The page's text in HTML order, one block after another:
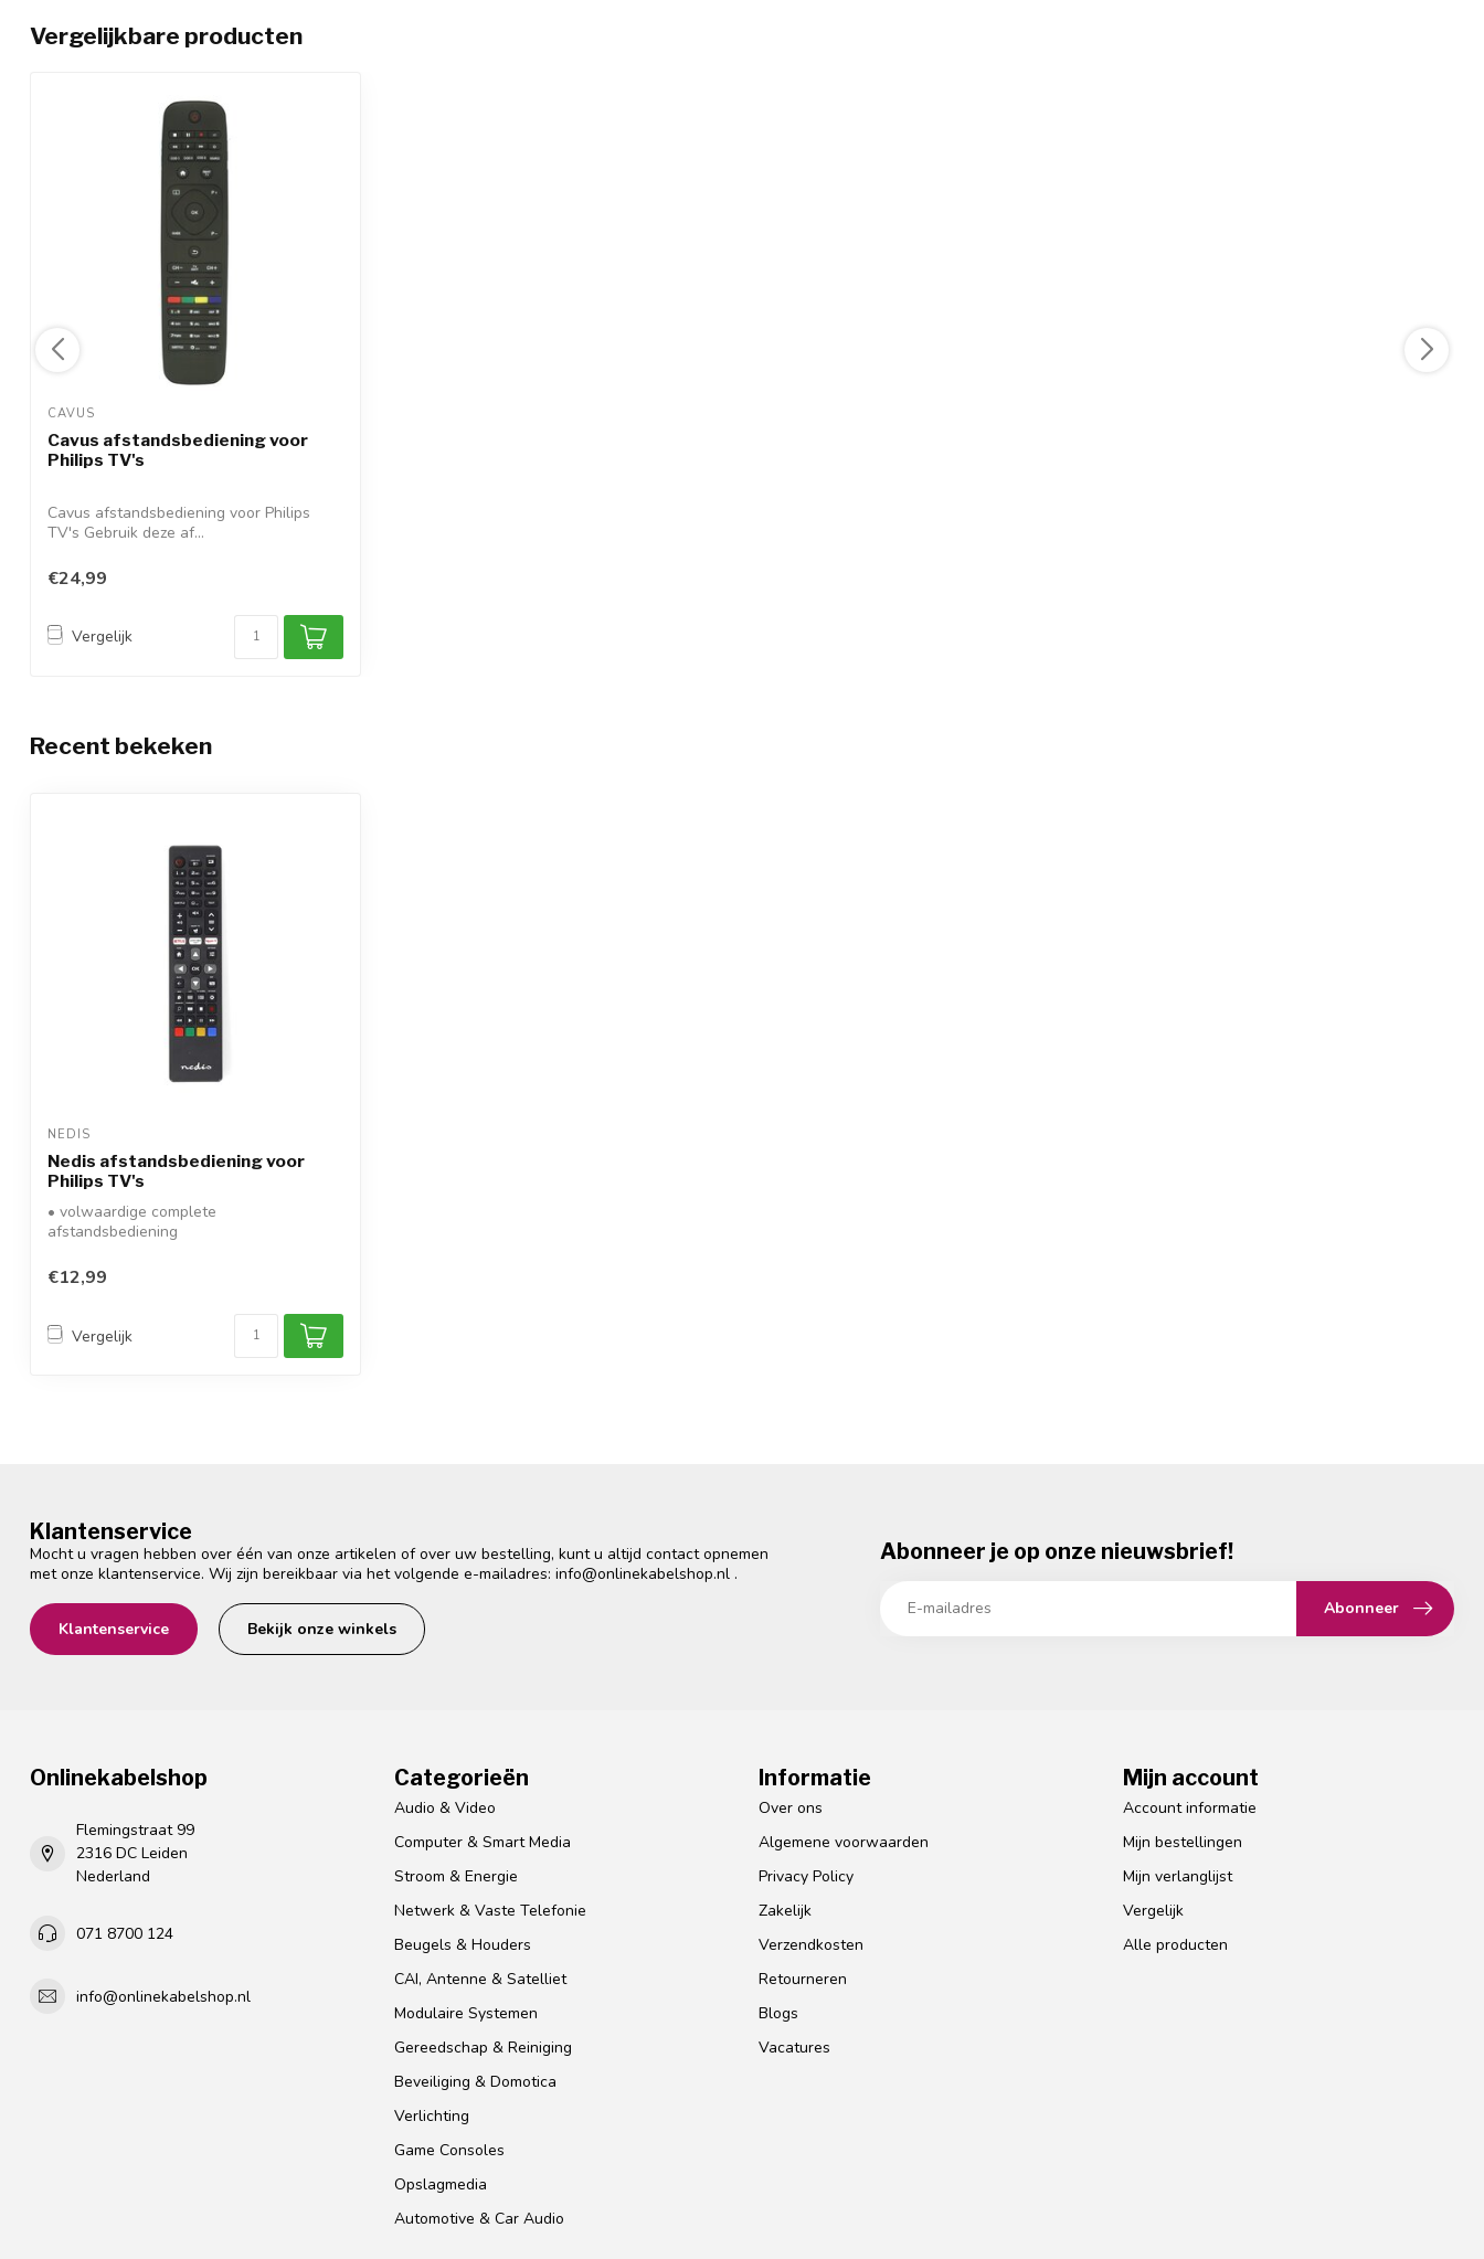
Vergelijkbare producten
CAVUS
Cavus afstandsbediening voor
Philips TV's
Cavus afstandsbediening voor Philips
TV's Gebruik deze af...
€24,99
Vergelijk
Recent bekeken
NEDIS
Nedis afstandsbediening voor
Philips TV's
• volwaardige complete
afstandsbediening
• werkt op...
€12,99
Vergelijk
Klantenservice
Mocht u vragen hebben over één van onze artikelen of over uw bestelling, kunt u altijd contact opnemen
met onze klantenservice. Wij zijn bereikbaar via het volgende e-mailadres: info@onlinekabelshop.nl .
Klantenservice Bekijk onze winkels
Abonneer je op onze nieuwsbrief!
Abonneer
Onlinekabelshop
Flemingstraat 99
2316 DC Leiden
Nederland
071 8700 124
info@onlinekabelshop.nl
Categorieën
Audio & Video
Computer & Smart Media
Stroom & Energie
Netwerk & Vaste Telefonie
Beugels & Houders
CAI, Antenne & Satelliet
Modulaire Systemen
Gereedschap & Reiniging
Beveiliging & Domotica
Verlichting
Game Consoles
Opslagmedia
Automotive & Car Audio
Informatie
Over ons
Algemene voorwaarden
Privacy Policy
Zakelijk
Verzendkosten
Retourneren
Blogs
Vacatures
Mijn account
Account informatie
Mijn bestellingen
Mijn verlanglijst
Vergelijk
Alle producten